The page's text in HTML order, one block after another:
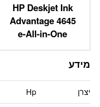
HP Deskjet Ink
Advantage 4645
e-All-in-One
מידע
יצרן Hp